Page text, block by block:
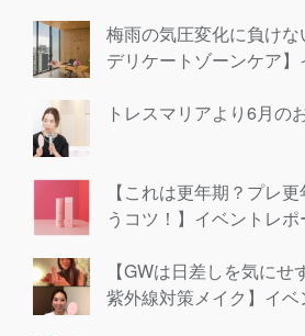
梅雨の気圧変化に負け
デリケートゾーンケア】
トレスマリアより6月の
【これは更年期？プレ
うコツ！】イベントレポ
【GWは日差しを気にせ
紫外線対策メイク】イベ